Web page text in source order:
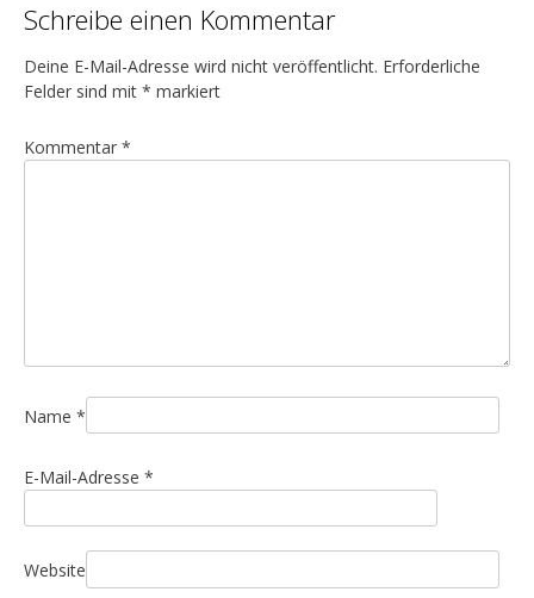
t
r
a
s
a
i
o
n
Schreibe einen Kommentar
Deine E-Mail-Adresse wird nicht veröffentlicht. Erforderliche
Felder sind mit * markiert
Kommentar *
Name *
E-Mail-Adresse *
Website